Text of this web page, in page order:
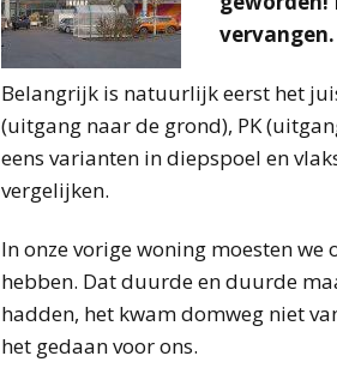
Belangrijk is natuurlijk eerst het
(uitgang naar de grond), PK
eens varianten in diepspoel en
vergelijken.
In onze vorige woning moesten
hebben. Dat duurde en duurde
hadden, het kwam domweg niet
het gedaan voor ons.